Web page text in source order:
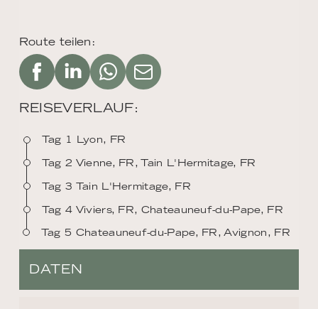
Route teilen:
REISEVERLAUF:
Tag 1 Lyon, FR
Tag 2 Vienne, FR, Tain L'Hermitage, FR
Tag 3 Tain L'Hermitage, FR
Tag 4 Viviers, FR, Chateauneuf-du-Pape, FR
Tag 5 Chateauneuf-du-Pape, FR, Avignon, FR
DATEN